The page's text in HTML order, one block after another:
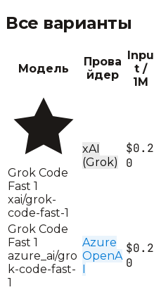
Все варианты
Модель
Прова
йдер
Inpu
t /
1M
Grok Code
Fast 1
xai/grok-
code-fast-1
xAI
(Grok)
$0.2
0
Grok Code
Fast 1
azure_ai/gro
k-code-fast-
1
Azure
OpenA
$0.2
0